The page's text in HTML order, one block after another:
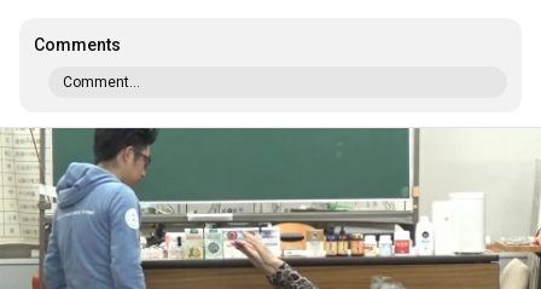
Comments
Comment...